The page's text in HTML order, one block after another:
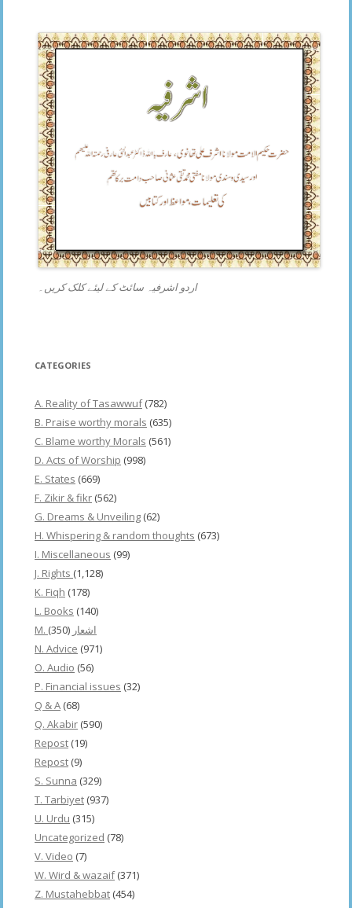
اردو اشرفیہ سائٹ کے لیئے کلک کریں۔
CATEGORIES
A. Reality of Tasawwuf(782)
B. Praise worthy morals (635)
C. Blame worthy Morals (561)
D. Acts of Worship (998)
E. States (669)
F. Zikir & fikr (562)
G. Dreams & Unveiling (62)
H. Whispering & random thoughts (673)
I. Miscellaneous (99)
J. Rights (1,128)
K. Fiqh (178)
L. Books (140)
M. اشعار (350)
N. Advice (971)
O. Audio (56)
P. Financial issues (32)
Q & A (68)
Q. Akabir (590)
Repost (19)
Repost (9)
S. Sunna (329)
T. Tarbiyet (937)
U. Urdu (315)
Uncategorized (78)
V. Video (7)
W. Wird & wazaif(371)
Z. Mustahebbat (454)